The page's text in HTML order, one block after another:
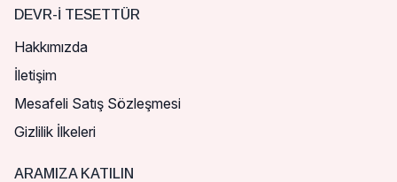
DEVR-I TESETTÜR
Hakkımızda
İletişim
Mesafeli Satış Sözleşmesi
Gizlilik İlkeleri
ARAMIZA KATILIN